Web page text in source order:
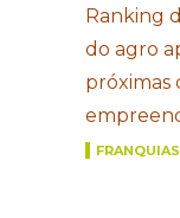
Ranking
do agro
próximas
FRANQUIAS